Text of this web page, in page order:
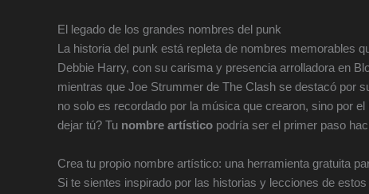
El legado de los grandes nombres del punk
La historia del punk está repleta de nombres memorables
Debbie Harry, con su carisma y presencia arrolladora en
mientras que Joe Strummer de The Clash se destacó por
no solo es recordado por la música que crearon, sino por
dejar tú? Tu nombre artístico podría ser el primer paso
Crea tu propio nombre artístico: una herramienta gratuita
Si te sientes inspirado por las historias y lecciones de